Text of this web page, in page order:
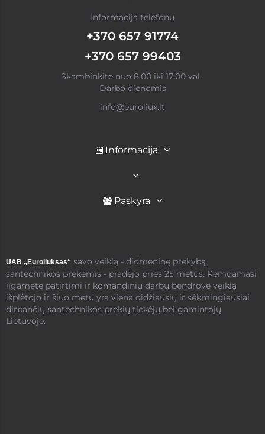
Informacija telefonu
+370 657 91774
+370 657 99403
Skambinkite nuo 8:00 iki 17:00 val.
Darbo dienomis
info@euroliux.lt
Informacija
Paskyra
UAB „Euroliuksas“ savo veiklą - didmeninę prekybą
santechnikos prekėmis - pradėjo prieš 25 metus. Remdamasi
ilgamete patirtimi ir komandiniu darbu bendrovė veiklą
išplėtojo ir šiuo metu yra viena didžiausių ir sėkmingiausiai
dirbančių santechnikos prekių tiekėjų bei gamintojų
Lietuvoje.